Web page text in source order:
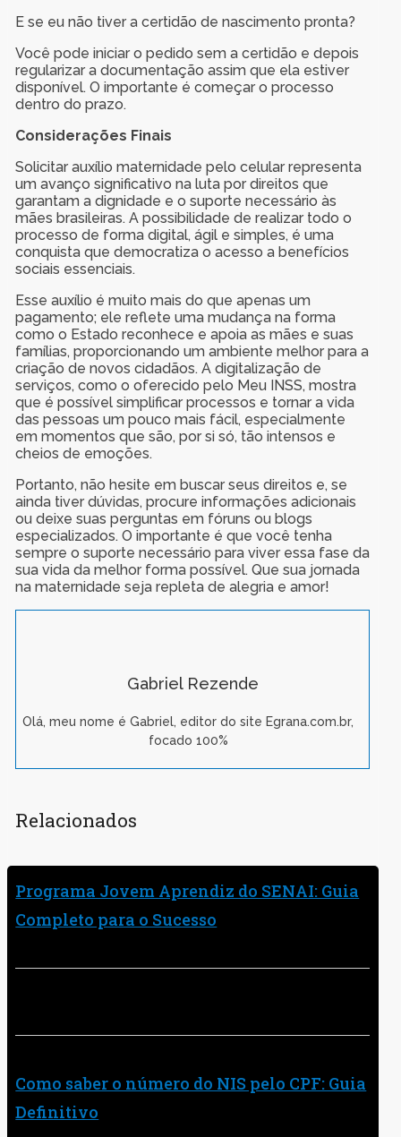
E se eu não tiver a certidão de nascimento pronta?
Você pode iniciar o pedido sem a certidão e depois
regularizar a documentação assim que ela estiver
disponível. O importante é começar o processo
dentro do prazo.
Considerações Finais
Solicitar auxílio maternidade pelo celular representa
um avanço significativo na luta por direitos que
garantam a dignidade e o suporte necessário às
mães brasileiras. A possibilidade de realizar todo o
processo de forma digital, ágil e simples, é uma
conquista que democratiza o acesso a benefícios
sociais essenciais.
Esse auxílio é muito mais do que apenas um
pagamento; ele reflete uma mudança na forma
como o Estado reconhece e apoia as mães e suas
famílias, proporcionando um ambiente melhor para a
criação de novos cidadãos. A digitalização de
serviços, como o oferecido pelo Meu INSS, mostra
que é possível simplificar processos e tornar a vida
das pessoas um pouco mais fácil, especialmente
em momentos que são, por si só, tão intensos e
cheios de emoções.
Portanto, não hesite em buscar seus direitos e, se
ainda tiver dúvidas, procure informações adicionais
ou deixe suas perguntas em fóruns ou blogs
especializados. O importante é que você tenha
sempre o suporte necessário para viver essa fase da
sua vida da melhor forma possível. Que sua jornada
na maternidade seja repleta de alegria e amor!
Gabriel Rezende
Olá, meu nome é Gabriel, editor do site Egrana.com.br,
focado 100%
Relacionados
Programa Jovem Aprendiz do SENAI: Guia
Completo para o Sucesso
Como saber o número do NIS pelo CPF: Guia
Definitivo